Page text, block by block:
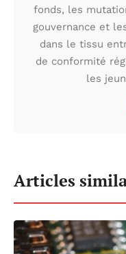
fonds, les
gouvernance et
dans le tissu
de conformité
les
Articles